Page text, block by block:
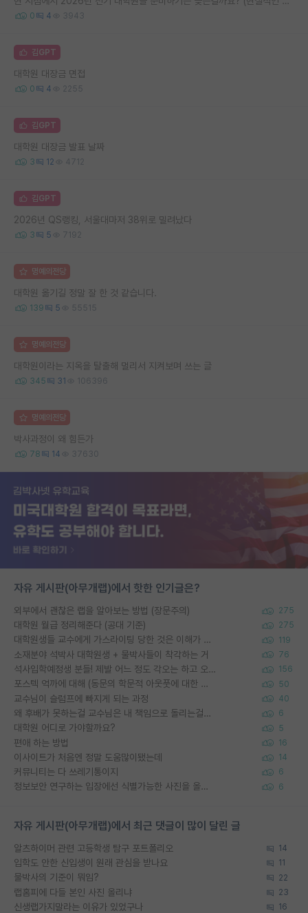
0 4 3943
김GPT
대학원 대장금 면접
0 4 2255
김GPT
대학원 대장금 발표 날짜
3 12 4712
김GPT
2026년 QS랭킹, 서울대마저 38위로 밀려났다
3 5 7192
명예의전당
대학원 옮기길 정말 잘 한 것 같습니다.
139 5 55515
명예의전당
대학원이라는 지옥을 탈출해 멀리서 지켜보며 쓰는 글
345 31 106396
명예의전당
박사과정이 왜 힘든가
78 14 37630
자유 게시판(아무개랩)에서 핫한 인기글은?
외부에서 괜찮은 랩을 알아보는 방법 (장문주의) 275
대학원 월급 정리해준다 (공대 기준) 275
대학원생들 교수에게 가스라이팅 당한 것은 이해가 갑니다. 안타깝네요. 119
소재분야 석박사 대학원생 + 물박사들이 착각하는 거 76
석사입학예정생 분들! 제발 어느 정도 각오는 하고 오세요. 156
포스텍 억까에 대해 (동문의 학문적 아웃풋에 대한 반박) 50
교수님이 슬럼프에 빠지게 되는 과정 40
왜 후배가 못하는걸 교수님은 내 책임으로 돌리는걸까요? 6
대학원 어디로 가야할까요? 5
편애 하는 방법 16
이사이트가 처음엔 정말 도움많이됐는데 14
커뮤니티는 다 쓰레기통이지 6
정보보안 연구하는 입장에선 식별가능한 사진을 올리는건 비추이긴함 6
자유 게시판(아무개랩)에서 최근 댓글이 많이 달린 글
알츠하이머 관련 고등학생 탐구 포트폴리오 14
입학도 안한 신입생이 원래 관심을 받나요 11
물박사의 기준이 뭐임? 22
랩홈피에 다들 본인 사진 올리냐 23
신생랩가지말라는 이유가 있었구나 16